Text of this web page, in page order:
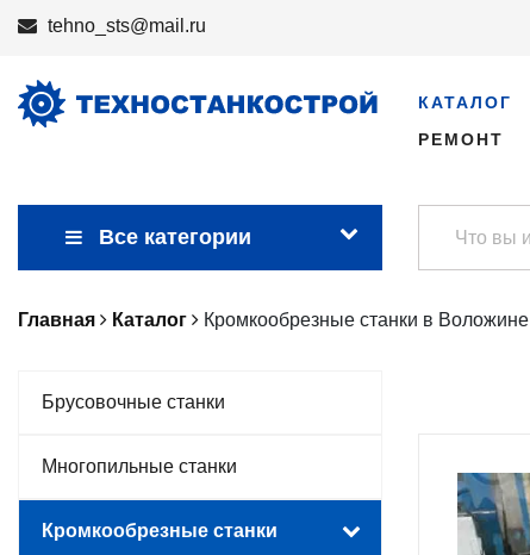
tehno_sts@mail.ru
КАТАЛОГ
РЕМОНТ
Все категории
Главная Каталог Кромкообрезные станки в Воложине
Брусовочные станки
Многопильные станки
Кромкообрезные станки